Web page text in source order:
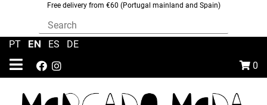
Free delivery from €60 (Portugal mainland and Spain)
0
PT EN ES DE